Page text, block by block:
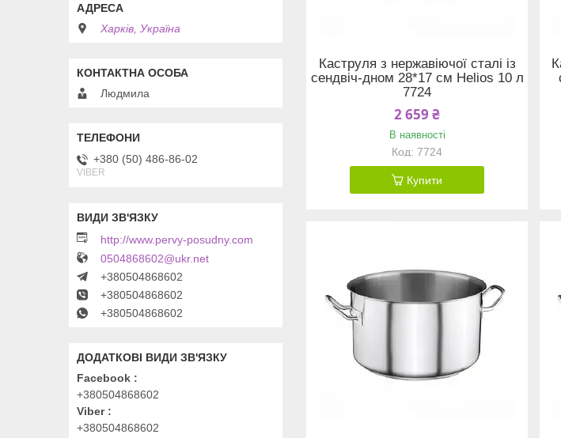
Каструля з нержавіючої сталі із
сендвіч-дном 28*17 см Helios 10 л
7724
2 659 ₴
В наявності
7724
Купити
Харків, Україна
Людмила
+380 (50) 486-86-02
VIBER
http://www.pervy-posudny.com
0504868602@ukr.net
+380504868602
+380504868602
+380504868602
Facebook
+380504868602
Viber
+380504868602